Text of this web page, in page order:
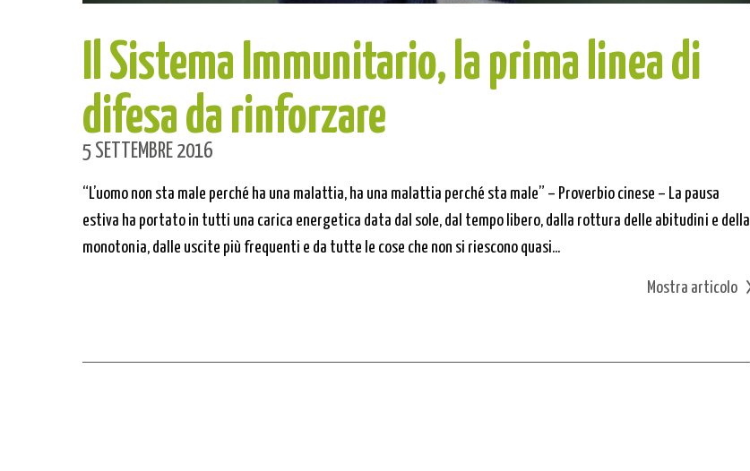
Il Sistema Immunitario, la prima linea di
difesa da rinforzare
5 SETTEMBRE 2016
“L’uomo non sta male perché ha una malattia, ha una malattia perché sta male” – Proverbio cinese – La pausa
estiva ha portato in tutti una carica energetica data dal sole, dal tempo libero, dalla rottura delle abitudini e della
monotonia, dalle uscite più frequenti e da tutte le cose che non si riescono quasi...
Mostra articolo